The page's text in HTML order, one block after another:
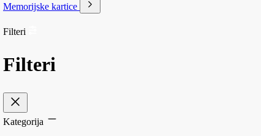
Memorijske kartice
Filteri
Filteri
Kategorija